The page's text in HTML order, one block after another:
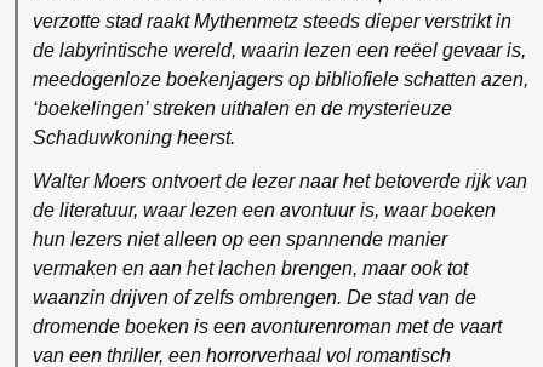
verzotte stad raakt Mythenmetz steeds dieper verstrikt in
de labyrintische wereld, waarin lezen een reëel gevaar is,
meedogenloze boekenjagers op bibliofiele schatten azen,
‘boekelingen’ streken uithalen en de mysterieuze
Schaduwkoning heerst.
Walter Moers ontvoert de lezer naar het betoverde rijk van
de literatuur, waar lezen een avontuur is, waar boeken
hun lezers niet alleen op een spannende manier
vermaken en aan het lachen brengen, maar ook tot
waanzin drijven of zelfs ombrengen. De stad van de
dromende boeken is een avonturenroman met de vaart
van een thriller, een horrorverhaal vol romantisch